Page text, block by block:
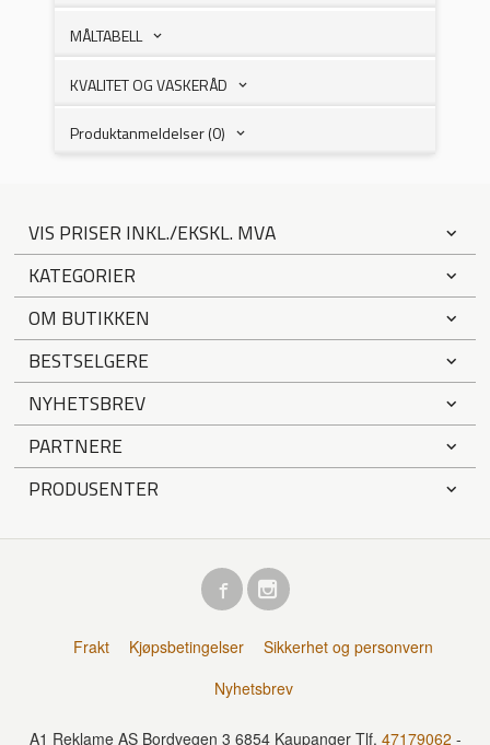
MÅLTABELL
KVALITET OG VASKERÅD
Produktanmeldelser (0)
VIS PRISER INKL./EKSKL. MVA
KATEGORIER
OM BUTIKKEN
BESTSELGERE
NYHETSBREV
PARTNERE
PRODUSENTER
Frakt Kjøpsbetingelser
Sikkerhet og personvern
Nyhetsbrev
A1 Reklame AS Bordvegen 3 6854 Kaupanger Tlf. 47179062 -